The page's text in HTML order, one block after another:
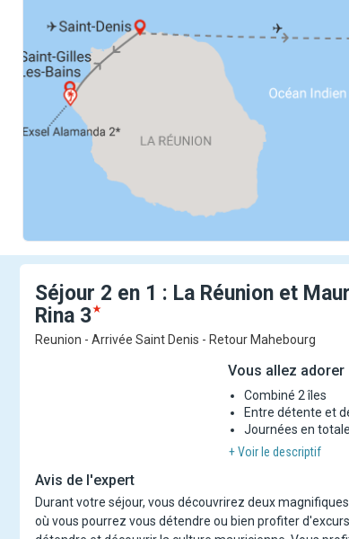
Séjour 2 en 1 : La Réunion et
Rina 3
Reunion - Arrivée Saint Denis - Retour Mahebourg
Vous allez adorer
Combiné 2 îles
Entre détente et
Journées en
+ Voir le descriptif
Avis de l'expert
Durant votre séjour, vous découvrirez deux
où vous pourrez vous détendre ou bien profiter